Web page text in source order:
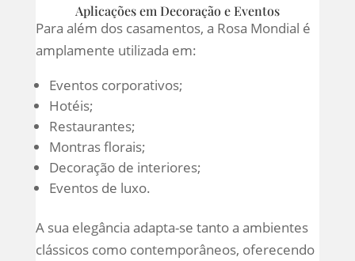
Aplicações em Decoração e Eventos
Para além dos casamentos, a Rosa Mondial é
amplamente utilizada em:
Eventos corporativos;
Hotéis;
Restaurantes;
Montras florais;
Decoração de interiores;
Eventos de luxo.
A sua elegância adapta-se tanto a ambientes
clássicos como contemporâneos, oferecendo